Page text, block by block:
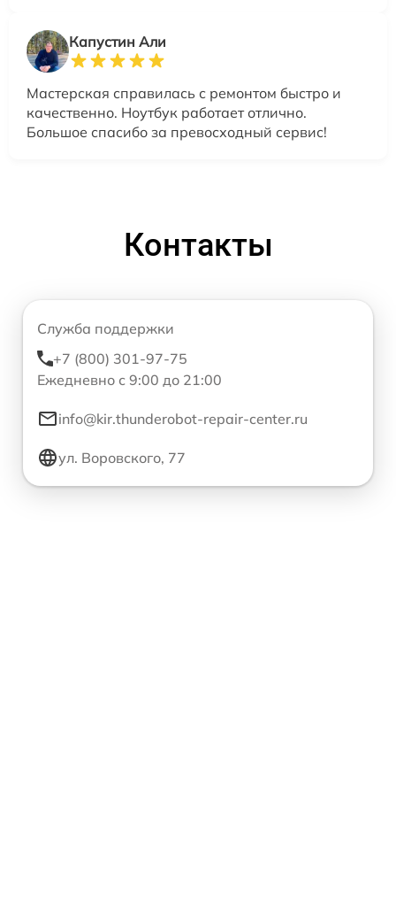
Капустин Али
Мастерская справилась с ремонтом быстро и
качественно. Ноутбук работает отлично.
Большое спасибо за превосходный сервис!
Контакты
Служба поддержки
+7 (800) 301-97-75
Ежедневно с 9:00 до 21:00
info@kir.thunderobot-repair-center.ru
ул. Воровского, 77